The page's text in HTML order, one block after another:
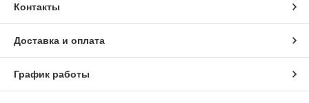
Контакты
Доставка и оплата
График работы